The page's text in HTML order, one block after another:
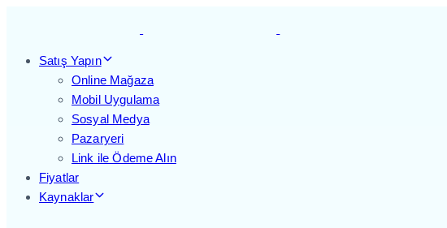
primarySatış Yapın
Online Mağaza
Mobil Uygulama
Sosyal Medya
Pazaryeri
Link ile Ödeme Alın
Fiyatlar
Kaynaklar